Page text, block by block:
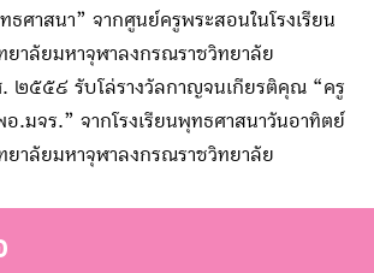
ธศาสนา” จากศูนย์ครูพระสอนในโรงเรียน
ยาลัยมหาจุฬาลงกรณราชวิทยาลัย
๒๕๕๙ รับโล่รางวัลกาญจนเกียรติคุณ “ครู
.มจร.” จากโรงเรียนพุทธศาสนาวันอาทิตย์
ยาลัยมหาจุฬาลงกรณราชวิทยาลัย